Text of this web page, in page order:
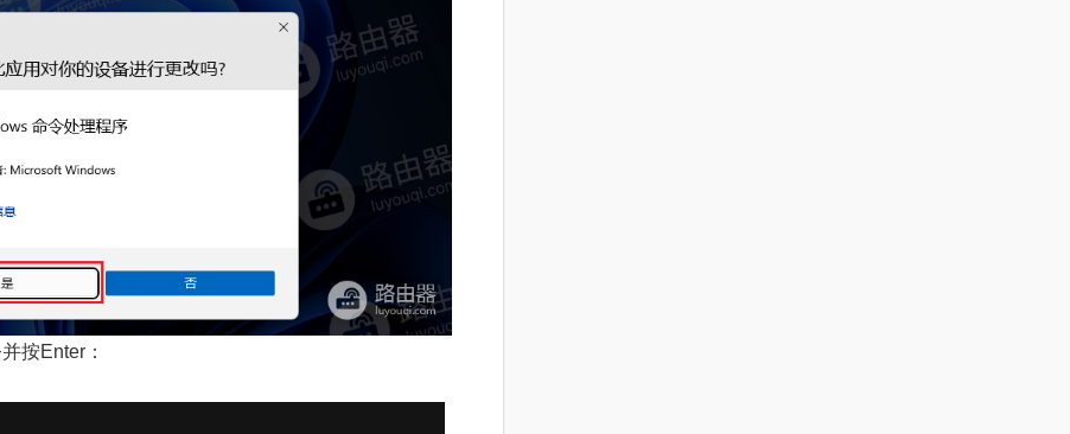
按Enter：